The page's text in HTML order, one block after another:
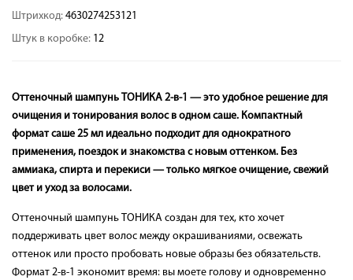
Штрихкод: 4630274253121
Штук в коробке: 12
Оттеночный шампунь ТОНИКА 2-в-1 — это удобное решение для
очищения и тонирования волос в одном саше. Компактный
формат саше 25 мл идеально подходит для однократного
применения, поездок и знакомства с новым оттенком. Без
аммиака, спирта и перекиси — только мягкое очищение, свежий
цвет и уход за волосами.
Оттеночный шампунь ТОНИКА создан для тех, кто хочет
поддерживать цвет волос между окрашиваниями, освежать
оттенок или просто пробовать новые образы без обязательств.
Формат 2-в-1 экономит время: вы моете голову и одновременно